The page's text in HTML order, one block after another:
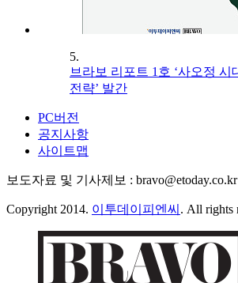
5.
브라보 리포트 1호 ‘사오정 시
전략’ 발간
PC버전
공지사항
사이트맵
보도자료 및 기사제보 : bravo@etoday.co.kr
Copyright 2014. 이투데이피엔씨 . All rights